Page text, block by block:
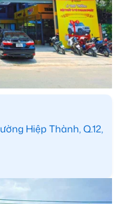
Hiệp Thành, Q.12,